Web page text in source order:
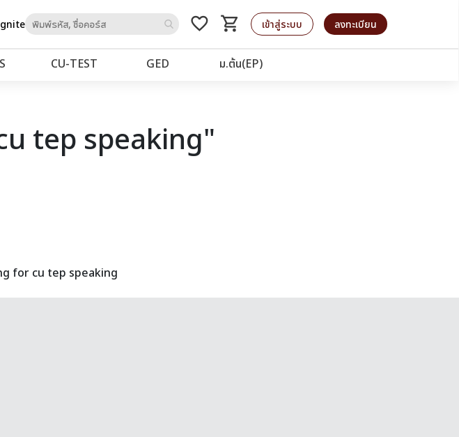
to
favorite_border shopping_cart
รถเข็น เข้าสู่ระบบ ลงทะเบียน
CU‑TEST GED ม.ต้น(EP)
tep speaking"
for cu tep speaking